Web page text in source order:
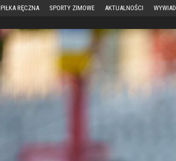
PIŁKA RĘCZNA SPORTY ZIMOWE AKTUALNOŚCI WYWIAD